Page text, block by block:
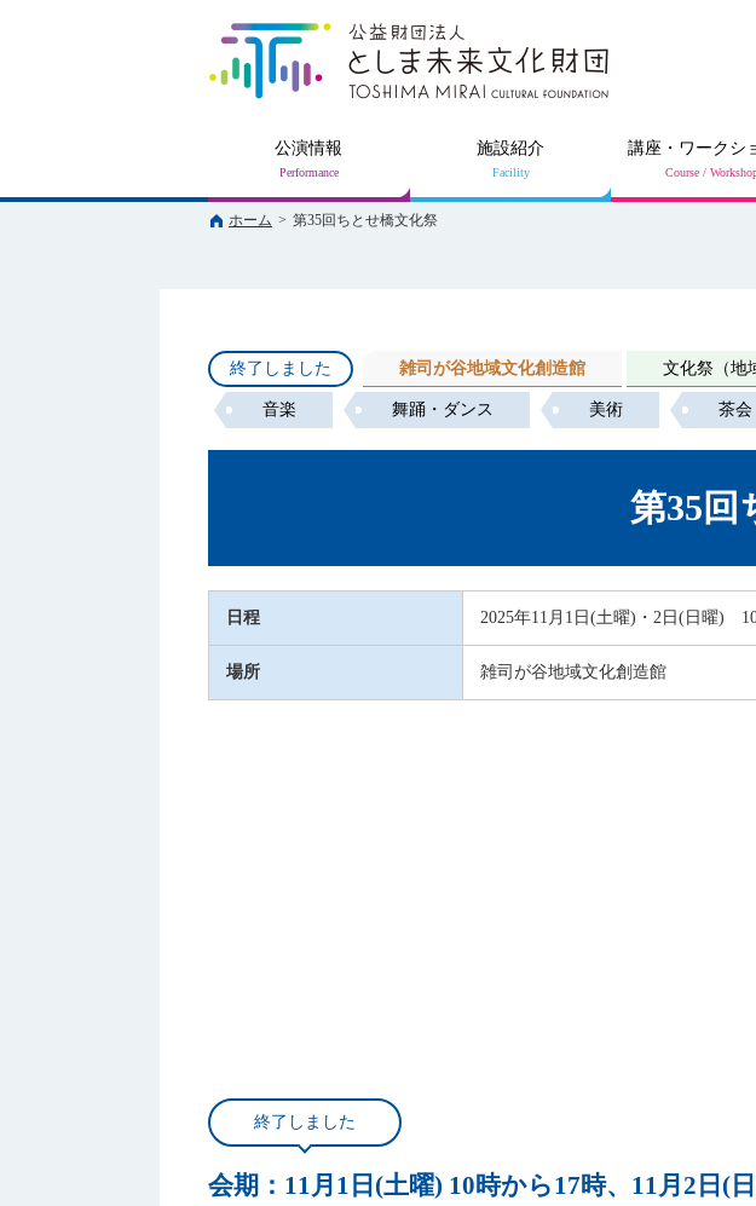
公演情報 施設紹介 講座・ワークシ
ホーム > 第35回ちとせ橋文化祭
終了しました 雑司が谷地域文化創造館 文化祭（地
音楽 舞踊・ダンス 美術 茶会
第35回
日程 2025年11月1日(土曜)・2日(日曜)
場所 雑司が谷地域文化創造館
終了しました
会期：11月1日(土曜) 10時から17時、11月2日(